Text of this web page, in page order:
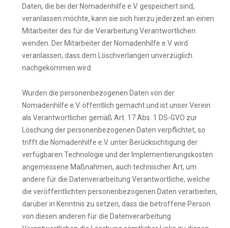
Daten, die bei der Nomadenhilfe e.V. gespeichert sind,
veranlassen möchte, kann sie sich hierzu jederzeit an einen
Mitarbeiter des für die Verarbeitung Verantwortlichen
wenden. Der Mitarbeiter der Nomadenhilfe e.V. wird
veranlassen, dass dem Löschverlangen unverzüglich
nachgekommen wird.
Wurden die personenbezogenen Daten von der
Nomadenhilfe e.V. öffentlich gemacht und ist unser Verein
als Verantwortlicher gemäß Art. 17 Abs. 1 DS-GVO zur
Löschung der personenbezogenen Daten verpflichtet, so
trifft die Nomadenhilfe e.V. unter Berücksichtigung der
verfügbaren Technologie und der Implementierungskosten
angemessene Maßnahmen, auch technischer Art, um
andere für die Datenverarbeitung Verantwortliche, welche
die veröffentlichten personenbezogenen Daten verarbeiten,
darüber in Kenntnis zu setzen, dass die betroffene Person
von diesen anderen für die Datenverarbeitung